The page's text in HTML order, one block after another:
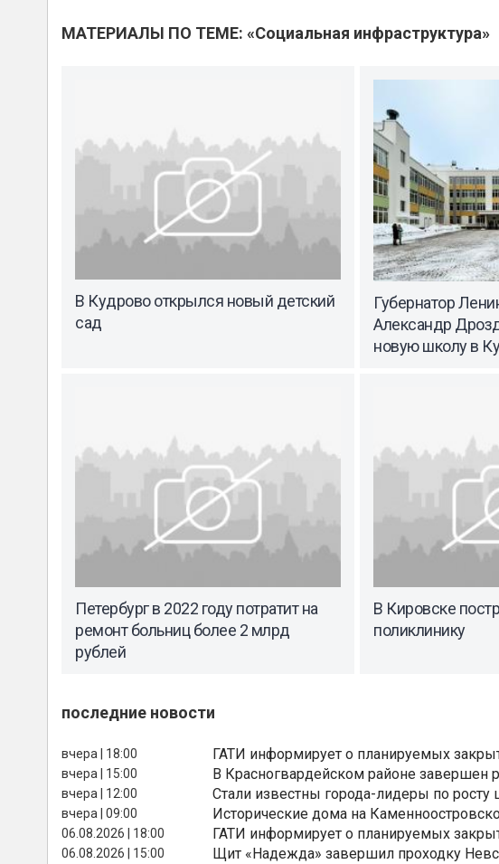
МАТЕРИАЛЫ ПО ТЕМЕ: «Социальная инфраструктура»
В Кудрово открылся новый детский
сад
Губернатор
Александр
новую школу в
Петербург в 2022 году потратит на
ремонт больниц более 2 млрд
рублей
В Кировске
поликлинику
последние новости
вчера | 18:00 ГАТИ информирует о планируемых
вчера | 15:00 В Красногвардейском районе завершен
вчера | 12:00 Стали известны города-лидеры по
вчера | 09:00 Исторические дома на
06.08.2026 | 18:00 ГАТИ информирует о планируемых
06.08.2026 | 15:00
Щит «Надежда» завершил проходку